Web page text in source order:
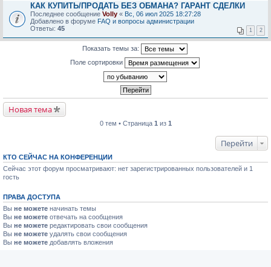
КАК КУПИТЬ/ПРОДАТЬ БЕЗ ОБМАНА? ГАРАНТ СДЕЛКИ
Последнее сообщение Volly « Вс, 06 июл 2025 18:27:28
Добавлено в форуме FAQ и вопросы администрации
Ответы: 45 1 2
Показать темы за:
Поле сортировки
Новая тема
0 тем • Страница 1 из 1
Перейти
КТО СЕЙЧАС НА КОНФЕРЕНЦИИ
Сейчас этот форум просматривают: нет зарегистрированных пользователей и 1
гость
ПРАВА ДОСТУПА
Вы не можете начинать темы
Вы не можете отвечать на сообщения
Вы не можете редактировать свои сообщения
Вы не можете удалять свои сообщения
Вы не можете добавлять вложения